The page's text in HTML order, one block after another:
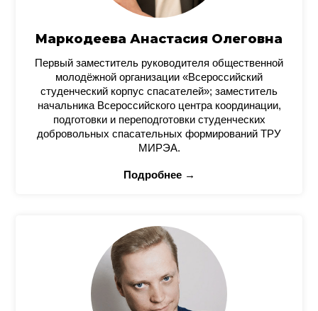
Маркодеева Анастасия Олеговна
Первый заместитель руководителя общественной
молодёжной организации «Всероссийский
студенческий корпус спасателей»; заместитель
начальника Всероссийского центра координации,
подготовки и переподготовки студенческих
добровольных спасательных формирований ТРУ
МИРЭА.
Подробнее →